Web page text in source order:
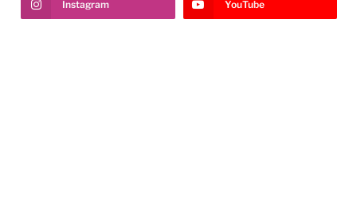
Instagram YouTube